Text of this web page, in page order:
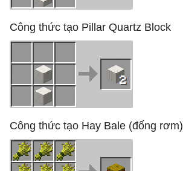
Công thức tạo Pillar Quartz Block
Công thức tạo Hay Bale (đống rơm)